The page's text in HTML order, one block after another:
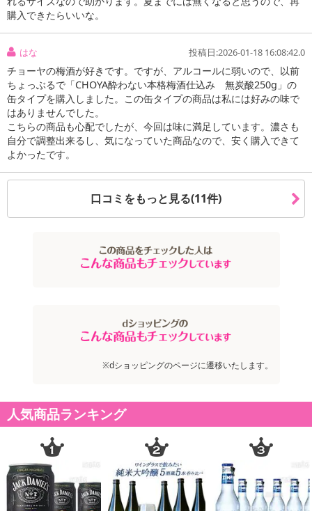
お申込みの際は 「商品情報」に記載されている「注意事項」を
※お申込み後のキャンセルはお受けできません。
にご納得いただきましたうえでお申し込みください。
合がございます。
また、[新たな加工食品の原料原産地表示制度]の経過措置期間の終
了により、商品詳細内に記載の原産国・原材料の表記が旧表記の場
合がございます。
あらかじめご了承いただいた上でお申込みください。なお、本理由
によるお申込み後のキャンセル・返品交換は対応いたしかねます。
購入できたらいいな。
はな 投稿日:2026-01-18 16:08:42.0
チョーヤの梅酒が好きです。ですが、アルコールに弱いので、以前
ちょっぶるで「CHOYA酔わない本格梅酒仕込み 無炭酸250g」の
缶タイプを購入しました。この缶タイプの商品は私には好みの味で
はありませんでした。
こちらの商品も心配でしたが、今回は味に満足しています。濃さも
自分で調整出来るし、気になっていた商品なので、安く購入できて
よかったです。
口コミをもっと見る(11件)
※dショッピングのページに遷移いたします。
人気商品ランキング